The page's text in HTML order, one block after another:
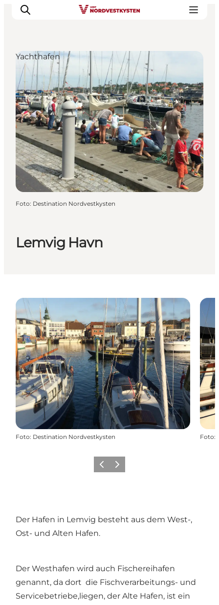
Urlaubsorte
Inspiration
Events
Unterkunft
Mach deine Urlaubsplanung
Lemvig Havn
Yachthafen
Foto: Destination Nordvestkysten
Foto: Destination Nordvestkysten Foto:
ZurückWeiter
Der Hafen in Lemvig besteht aus dem West-,
Ost- und Alten Hafen.
Der Westhafen wird auch Fischereihafen
genannt, da dort die Fischverarbeitungs- und
Servicebetriebe,liegen, der Alte Hafen, ist ein